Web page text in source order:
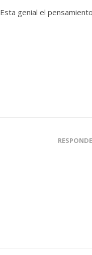
genial el pensamiento